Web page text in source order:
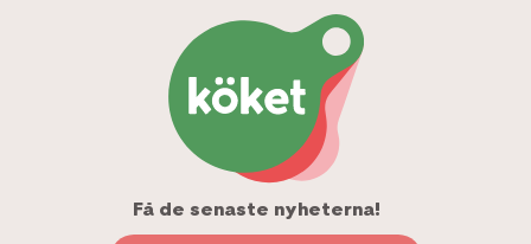
Få de senaste nyheterna!